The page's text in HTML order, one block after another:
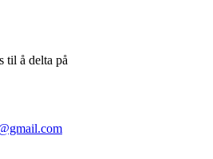
til å delta på